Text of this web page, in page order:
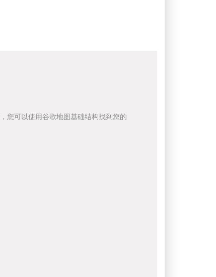
您可以使用谷歌地图基础结构找到您的